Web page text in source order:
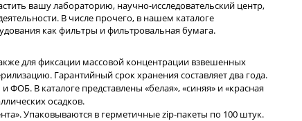
вашу лабораторию, научно-исследовательский центр,
В числе прочего, в нашем каталоге
как фильтры и фильтровальная бумага.
для фиксации массовой концентрации взвешенных
Гарантийный срок хранения составляет два года.
В каталоге представлены «белая», «синяя» и «красная
осадков.
Упаковываются в герметичные zip-пакеты по 100 штук.